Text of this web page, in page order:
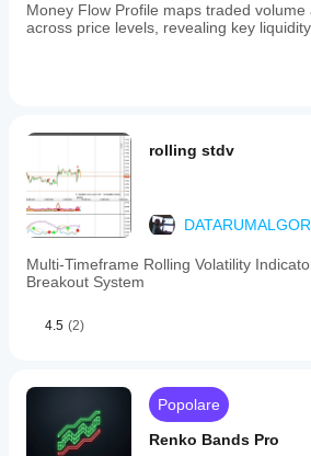
Money Flow Profile maps traded
across price levels, revealing key
rolling stdv
Multi-Timeframe Rolling Volatility
Breakout System
4.5 (2)
Popolare
Renko Bands Pro